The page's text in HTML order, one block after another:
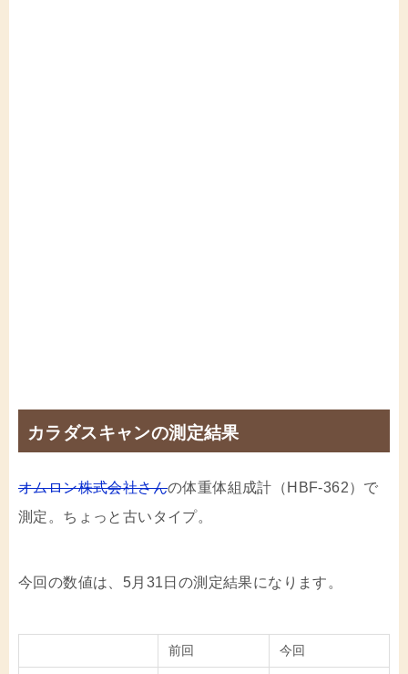
カラダスキャンの測定結果
オムロン株式会社さんの体重体組成計（HBF-362）で
測定。ちょっと古いタイプ。
今回の数値は、5月31日の測定結果になります。
前回 今回